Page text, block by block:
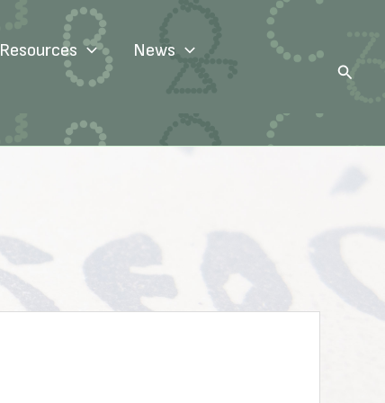
Resources News
Search